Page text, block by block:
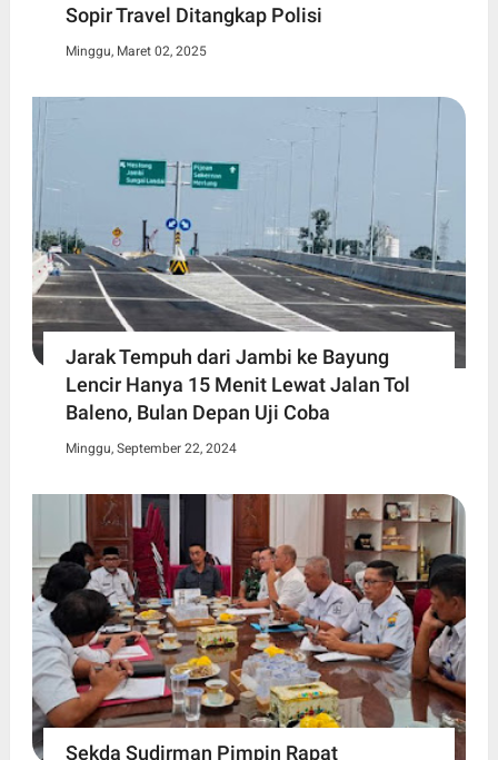
Sopir Travel Ditangkap Polisi
Minggu, Maret 02, 2025
Jarak Tempuh dari Jambi ke Bayung
Lencir Hanya 15 Menit Lewat Jalan Tol
Baleno, Bulan Depan Uji Coba
Minggu, September 22, 2024
Sekda Sudirman Pimpin Rapat